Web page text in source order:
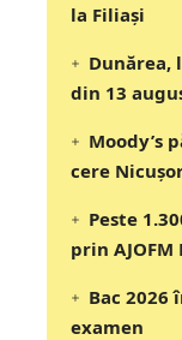
la Filiași
Dunărea,
din 13
Moody’s
cere
Peste
prin
Bac 2026
examen